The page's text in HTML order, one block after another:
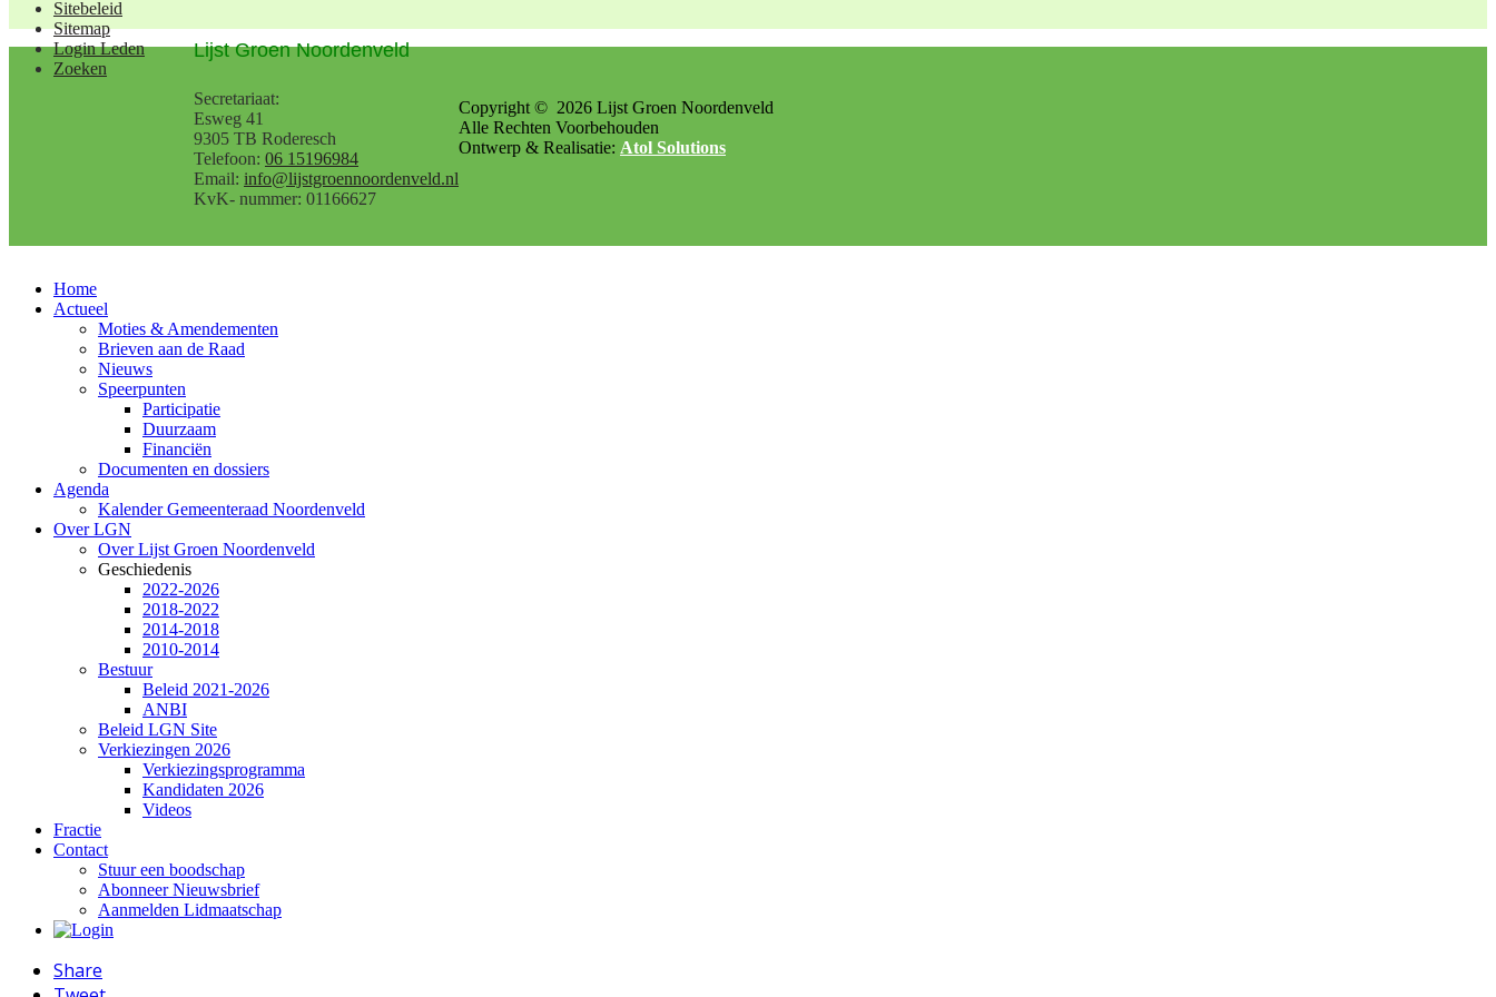
Sitebeleid
Sitemap
Login Leden
Zoeken
Lijst Groen Noordenveld
Secretariaat:
Esweg 41
9305 TB Roderesch
Telefoon: 06 15196984
Email: info@lijstgroennoordenveld.nl
KvK- nummer: 01166627
Copyright © 2026 Lijst Groen Noordenveld
Alle Rechten Voorbehouden
Ontwerp & Realisatie: Atol Solutions
Home
Actueel
Moties & Amendementen
Brieven aan de Raad
Nieuws
Speerpunten
Participatie
Duurzaam
Financiën
Documenten en dossiers
Agenda
Kalender Gemeenteraad Noordenveld
Over LGN
Over Lijst Groen Noordenveld
Geschiedenis
2022-2026
2018-2022
2014-2018
2010-2014
Bestuur
Beleid 2021-2026
ANBI
Beleid LGN Site
Verkiezingen 2026
Verkiezingsprogramma
Kandidaten 2026
Videos
Fractie
Contact
Stuur een boodschap
Abonneer Nieuwsbrief
Aanmelden Lidmaatschap
Share